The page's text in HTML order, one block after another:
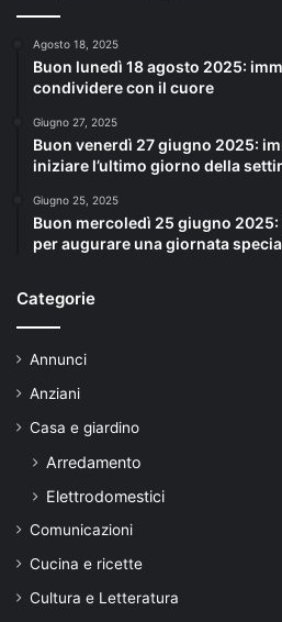
Agosto 18, 2025
Buon lunedì 18 agosto 2025:
condividere con il cuore
Giugno 27, 2025
Buon venerdì 27 giugno 2025:
iniziare l’ultimo giorno della
Giugno 25, 2025
Buon mercoledì 25 giugno
per augurare una giornata
Categorie
Annunci
Anziani
Casa e giardino
Arredamento
Elettrodomestici
Comunicazioni
Cucina e ricette
Cultura e Letteratura